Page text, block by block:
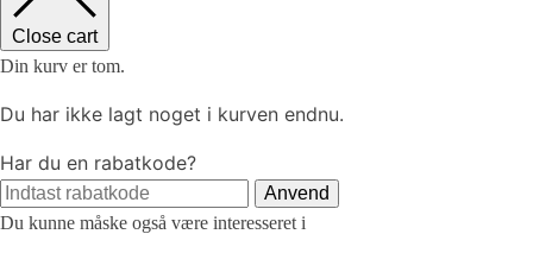
Close cart
Din kurv er tom.
Du har ikke lagt noget i kurven endnu.
Har du en rabatkode?
Anvend
Du kunne måske også være interesseret i